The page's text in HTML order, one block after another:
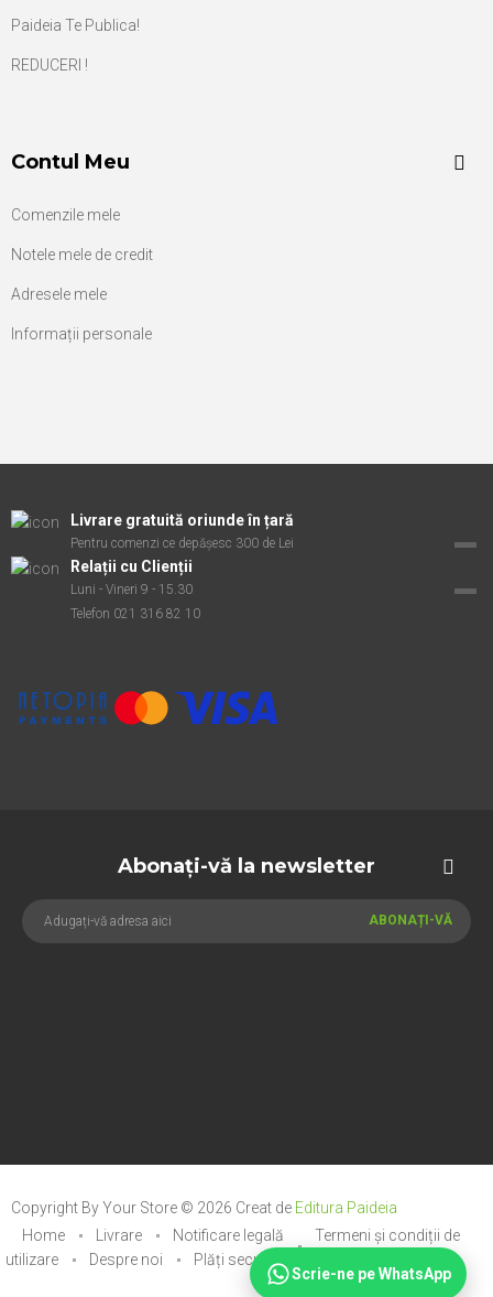
Scrie-ne pe WhatsApp
Paideia Te Publica!
REDUCERI !
Contul Meu
Comenzile mele
Notele mele de credit
Adresele mele
Informații personale
Livrare gratuită oriunde în țară
Pentru comenzi ce depășesc 300 de Lei
Relații cu Clienții
Luni - Vineri 9 - 15.30
Telefon 021 316 82 10
Abonați-vă la newsletter
ABONAȚI-VĂ
Copyright By Your Store © 2026 Creat de Editura Paideia
Home
Livrare Notificare legală
Termeni și condiții de
utilizare
Despre noi Plăți securizate